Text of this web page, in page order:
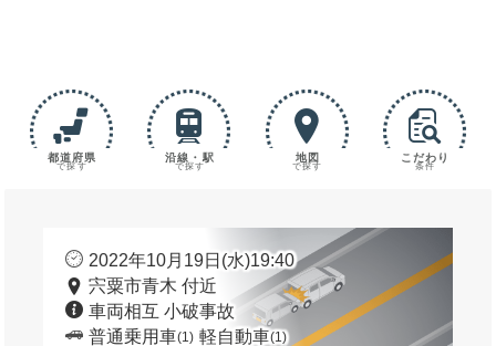
都道府県
で探す
沿線・駅
で探す
地図
で探す
こだわり
条件
2022年10月19日(水)19:40
宍粟市青木 付近
車両相互 小破事故
普通乗用車(1) 軽自動車(1)